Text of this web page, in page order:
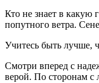
Кто не знает в какую
попутного ветра.
Учитесь быть лучше,
Смотри вперед с
верой. По сторонам с